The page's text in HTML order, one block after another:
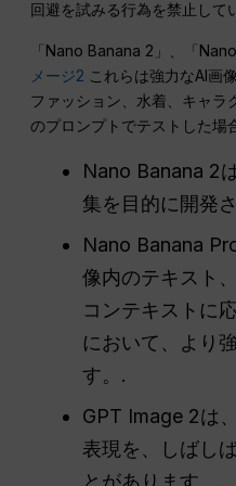
回避を試みる行為を禁止して
「Nano Banana 2」、「
メージ2 これらは強力なAI画
ファッション、水着、キャラ
のプロンプトでテストした場
Nano Banana 2
集を目的に開発
Nano Banana
像内のテキスト
コンテキストに
において、より
す。.
GPT Image 2は
表現を、しばし
とがあります。.